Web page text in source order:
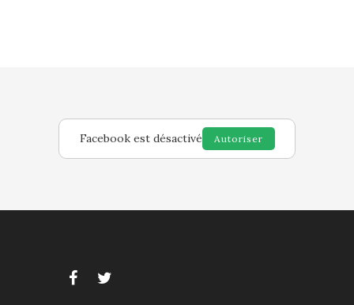
Facebook est désactivé Autoriser